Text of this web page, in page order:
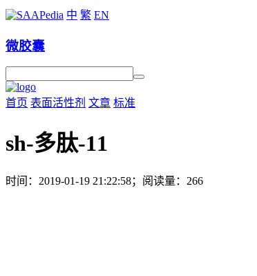
中 繁 EN
微胶囊
首页 表面活性剂 文章 标准
sh-多肽-11
时间：2019-01-19 21:22:58；阅读量：266